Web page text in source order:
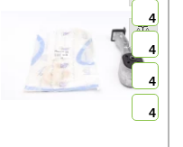
4
4
4
4